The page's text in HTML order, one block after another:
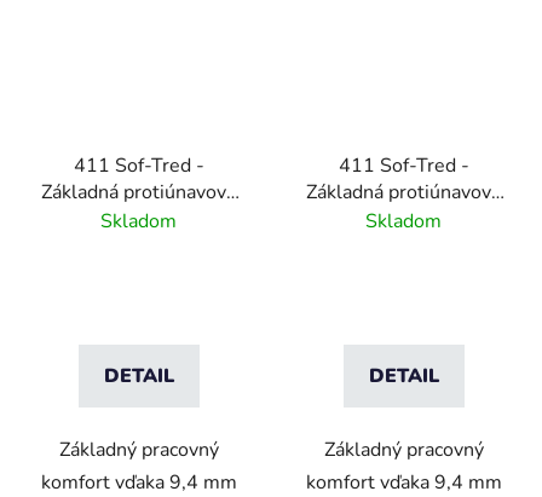
411 Sof-Tred -
Základná protiúnavová
rohož s kamienkovým
Skladom
DETAIL
Základný pracovný
komfort vďaka 9,4 mm
411 Sof-Tred -
Základná protiúnavová
rohož s kamienkovým
Skladom
DETAIL
Základný pracovný
komfort vďaka 9,4 mm